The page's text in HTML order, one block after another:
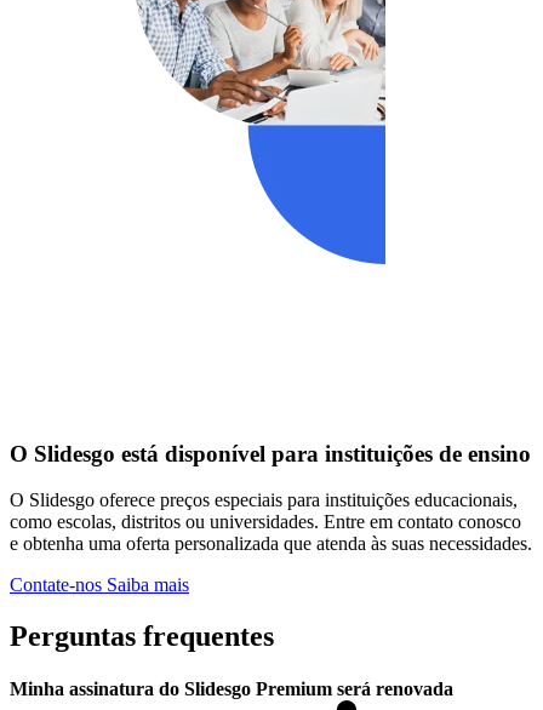
O Slidesgo está disponível para instituições de ensino
O Slidesgo oferece preços especiais para instituições educacionais,
como escolas, distritos ou universidades. Entre em contato conosco
e obtenha uma oferta personalizada que atenda às suas necessidades.
Contate-nos Saiba mais
Perguntas frequentes
Minha assinatura do Slidesgo Premium será renovada